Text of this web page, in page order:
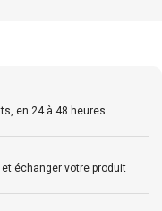
en 24 à 48 heures
échanger votre produit